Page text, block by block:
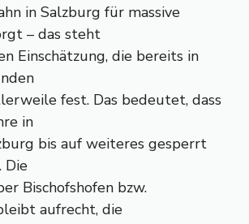
in Salzburg für massive
– das steht
Einschätzung, die bereits in
fest. Das bedeutet, dass
in
bis auf weiteres gesperrt
Die
Bischofshofen bzw.
aufrecht, die